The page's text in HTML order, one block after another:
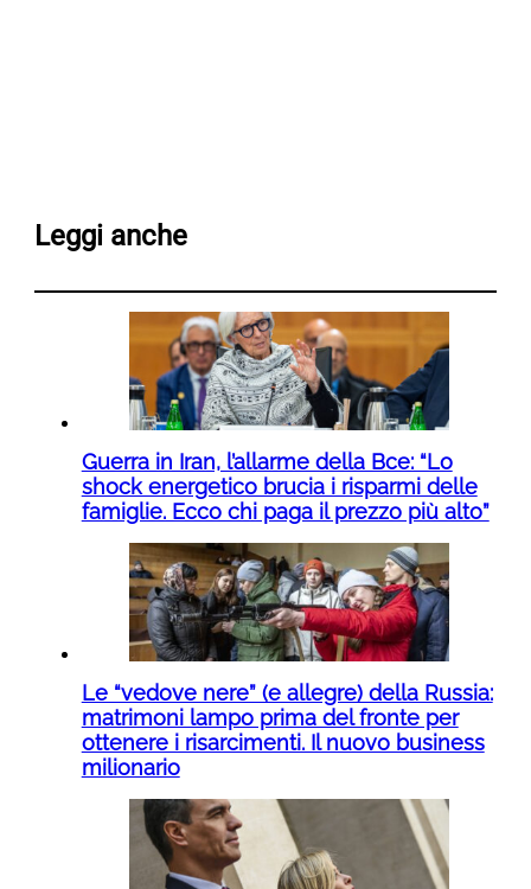
Leggi anche
Guerra in Iran, l’allarme della Bce: “Lo
shock energetico brucia i risparmi delle
famiglie. Ecco chi paga il prezzo più alto”
Le “vedove nere” (e allegre) della Russia:
matrimoni lampo prima del fronte per
ottenere i risarcimenti. Il nuovo business
milionario